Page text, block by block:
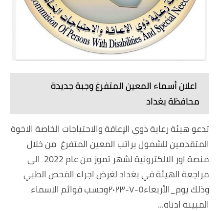
اعلان أسماء المعين المتفرغ وجبة جديدة
محافظة بغداد
تدعو هيئة رعاية ذوي الإعاقة والاحتياجات الخاصة الاخوة
المتقدمين للشمول براتب المعين المتفرغ من خلال
منصة اور الالكترونية لشهر تموز من عام 2022 الى
مراجعة الهيئة في بغداد لغرض اجراء الفحص الطبي
وذلك يوم_الأربعاء٥-٧-٢٠٢٣وحسب قوائم الاسماء
المبينة ادناه...